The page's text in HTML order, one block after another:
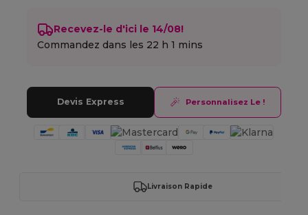
Recevez-le d'ici le 14/08!
Commandez dans les 22 h 1 mins
Devis Express Personnalisez Le !
Livraison Rapide